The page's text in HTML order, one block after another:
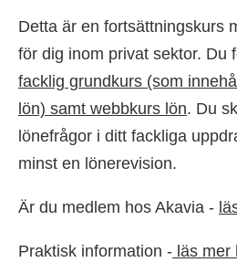
Detta är en fortsättningskurs
för dig inom privat sektor. Du
facklig grundkurs (som
lön) samt webbkurs lön. Du
lönefrågor i ditt fackliga
minst en lönerevision.
Är du medlem hos Akavia -
Praktisk information - läs mer